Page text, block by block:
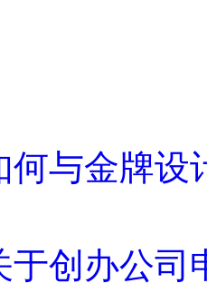
何与金牌设
于创办公司